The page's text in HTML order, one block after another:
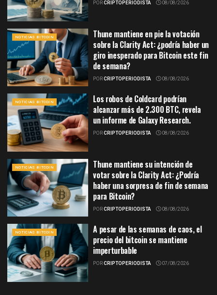
PORCRIPTOPERIODISTA 08/08/2026
NOTICIAS BITCOIN
Thune mantiene en pie la votación
sobre la Clarity Act: ¿podría haber un
giro inesperado para Bitcoin este fin
de semana?
PORCRIPTOPERIODISTA 08/08/2026
NOTICIAS BITCOIN
Los robos de Coldcard podrían
alcanzar más de 2.300 BTC, revela
un informe de Galaxy Research.
PORCRIPTOPERIODISTA 08/08/2026
NOTICIAS BITCOIN
Thune mantiene su intención de
votar sobre la Clarity Act: ¿Podría
haber una sorpresa de fin de semana
para Bitcoin?
PORCRIPTOPERIODISTA 08/08/2026
NOTICIAS BITCOIN
A pesar de las semanas de caos, el
precio del bitcoin se mantiene
imperturbable
PORCRIPTOPERIODISTA 07/08/2026